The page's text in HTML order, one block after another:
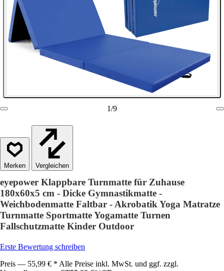
1/9
Vergleichen
eyepower Klappbare Turnmatte für Zuhause
180x60x5 cm - Dicke Gymnastikmatte -
Weichbodenmatte Faltbar - Akrobatik Yoga Matratze
Turnmatte Sportmatte Yogamatte Turnen
Fallschutzmatte Kinder Outdoor
Erste Bewertung schreiben
Preis — 55,99 € * Alle Preise inkl. MwSt. und ggf. zzgl.